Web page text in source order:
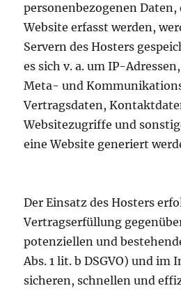
personenbezogenen Daten,
Website erfasst werden,
Servern des Hosters
es sich v. a. um IP-
Meta- und
Vertragsdaten,
Websitezugriffe und
eine Website generiert
Der Einsatz des Hosters
Vertragserfüllung
potenziellen und
Abs. 1 lit. b DSGVO) und im
sicheren, schnellen und